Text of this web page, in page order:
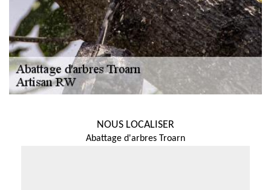
NOUS LOCALISER
Abattage d'arbres Troarn